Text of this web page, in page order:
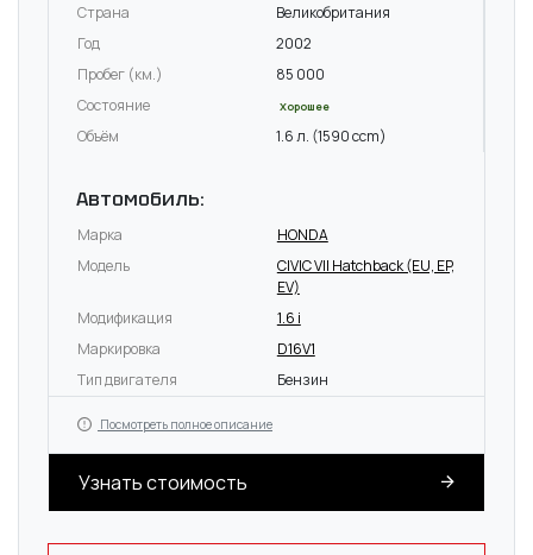
Страна
Великобритания
Год
2002
Пробег (км.)
85 000
Состояние
Хорошее
Объём 1.6 л. (1590 ccm)
Автомобиль:
Марка
HONDA
Модель
CIVIC VII Hatchback (EU, EP,
EV)
Модификация
1.6 i
Маркировка
D16V1
Тип двигателя
Бензин
Посмотреть полное описание
Узнать стоимость